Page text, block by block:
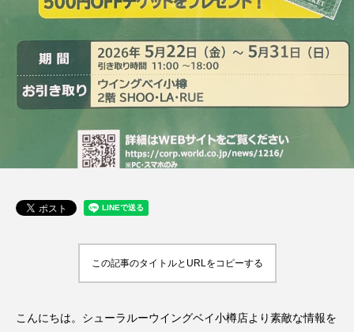
この記事のタイトルとURLをコピーする
こんにちは。シューラルーウイングベイ小樽店より素敵な情報を